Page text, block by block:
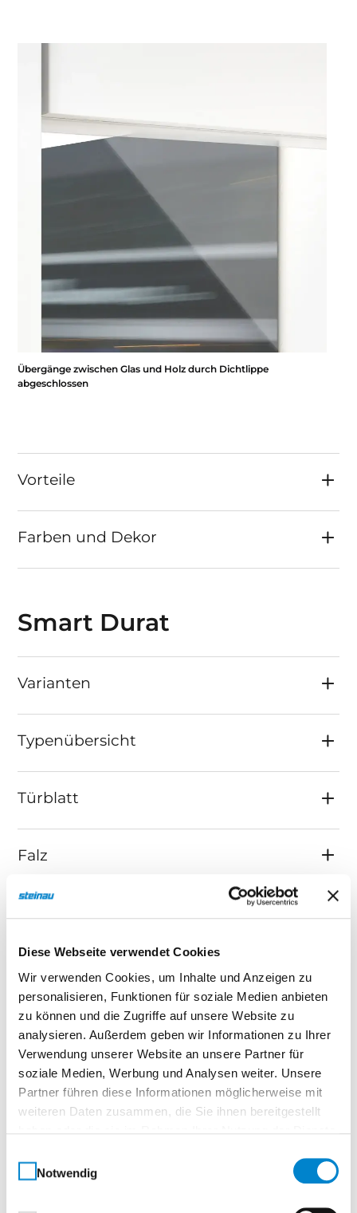
Diese Webseite verwendet Cookies
Wir verwenden Cookies, um Inhalte und Anzeigen zu
personalisieren, Funktionen für soziale Medien anbieten
zu können und die Zugriffe auf unsere Website zu
analysieren. Außerdem geben wir Informationen zu Ihrer
Verwendung unserer Website an unsere Partner für
soziale Medien, Werbung und Analysen weiter. Unsere
Partner führen diese Informationen möglicherweise mit
weiteren Daten zusammen, die Sie ihnen bereitgestellt
Notwendig
Übergänge zwischen Glas und Holz durch Dichtlippe
abgeschlossen
Vorteile
Farben und Dekor
Smart Durat
Varianten
Typenübersicht
Türblatt
Falz
Einlage
Zarge
Türblatt Vergleichstabelle
Smart Echtlack